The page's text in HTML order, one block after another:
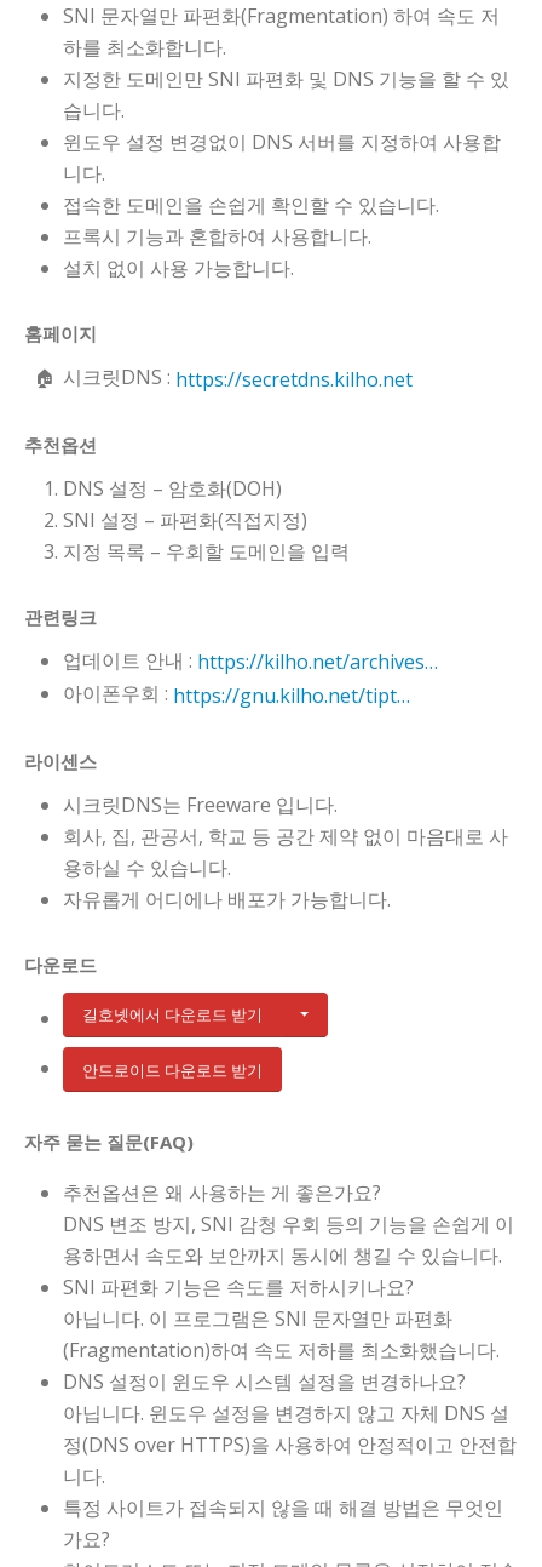
SNI 문자열만 파편화(Fragmentation) 하여 속도 저
하를 최소화합니다.
지정한 도메인만 SNI 파편화 및 DNS 기능을 할 수 있
습니다.
윈도우 설정 변경없이 DNS 서버를 지정하여 사용합
니다.
접속한 도메인을 손쉽게 확인할 수 있습니다.
프록시 기능과 혼합하여 사용합니다.
설치 없이 사용 가능합니다.
홈페이지
시크릿DNS : https://secretdns.kilho.net
추천옵션
DNS 설정 – 암호화(DOH)
SNI 설정 – 파편화(직접지정)
지정 목록 – 우회할 도메인을 입력
관련링크
업데이트 안내 :
https://kilho.net/archives/notice/2940
아이폰우회 :
https://gnu.kilho.net/tiptech/1330
라이센스
시크릿DNS는 Freeware 입니다.
회사, 집, 관공서, 학교 등 공간 제약 없이 마음대로 사
용하실 수 있습니다.
자유롭게 어디에나 배포가 가능합니다.
다운로드
길호넷에서 다운로드 받기
안드로이드 다운로드 받기
자주 묻는 질문(FAQ)
추천옵션은 왜 사용하는 게 좋은가요?
DNS 변조 방지, SNI 감청 우회 등의 기능을 손쉽게 이
용하면서 속도와 보안까지 동시에 챙길 수 있습니다.
SNI 파편화 기능은 속도를 저하시키나요?
아닙니다. 이 프로그램은 SNI 문자열만 파편화
(Fragmentation)하여 속도 저하를 최소화했습니다.
DNS 설정이 윈도우 시스템 설정을 변경하나요?
아닙니다. 윈도우 설정을 변경하지 않고 자체 DNS 설
정(DNS over HTTPS)을 사용하여 안정적이고 안전합
니다.
특정 사이트가 접속되지 않을 때 해결 방법은 무엇인
가요?